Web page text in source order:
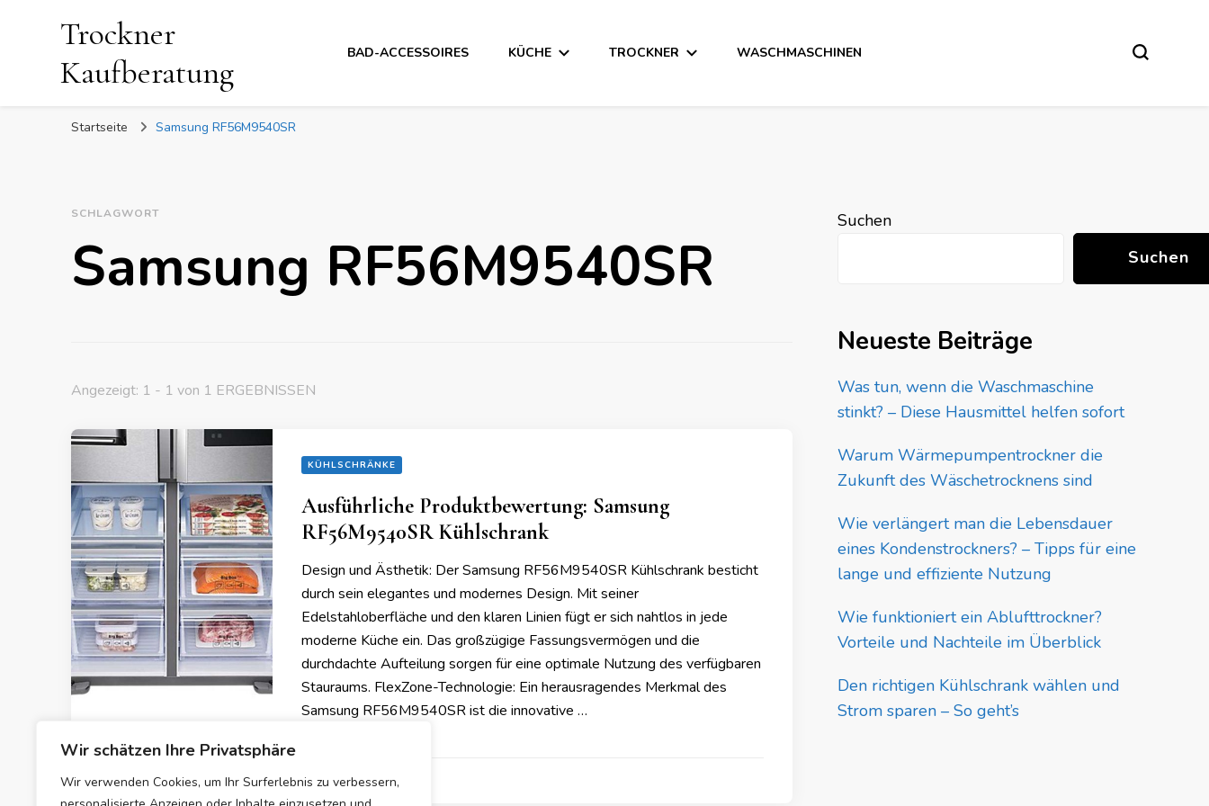
Wir schätzen Ihre Privatsphäre
Wir verwenden Cookies, um Ihr Surferlebnis zu verbessern,
Trockner
Kaufberatung
BAD-ACCESSOIRES KÜCHE TROCKNER WASCHMASCHINEN
Startseite Samsung RF56M9540SR
SCHLAGWORT
Samsung RF56M9540SR
Angezeigt: 1 - 1 von 1 ERGEBNISSEN
KÜHLSCHRÄNKE
Ausführliche Produktbewertung: Samsung
RF56M9540SR Kühlschrank
Design und Ästhetik: Der Samsung RF56M9540SR Kühlschrank besticht
durch sein elegantes und modernes Design. Mit seiner
Edelstahloberfläche und den klaren Linien fügt er sich nahtlos in jede
moderne Küche ein. Das großzügige Fassungsvermögen und die
durchdachte Aufteilung sorgen für eine optimale Nutzung des verfügbaren
Stauraums. FlexZone-Technologie: Ein herausragendes Merkmal des
Samsung RF56M9540SR ist die innovative …
09/08/2023
Suchen
Suchen
Neueste Beiträge
Was tun, wenn die Waschmaschine
stinkt? – Diese Hausmittel helfen sofort
Warum Wärmepumpentrockner die
Zukunft des Wäschetrocknens sind
Wie verlängert man die Lebensdauer
eines Kondenstrockners? – Tipps für eine
lange und effiziente Nutzung
Wie funktioniert ein Ablufttrockner?
Vorteile und Nachteile im Überblick
Den richtigen Kühlschrank wählen und
Strom sparen – So geht’s